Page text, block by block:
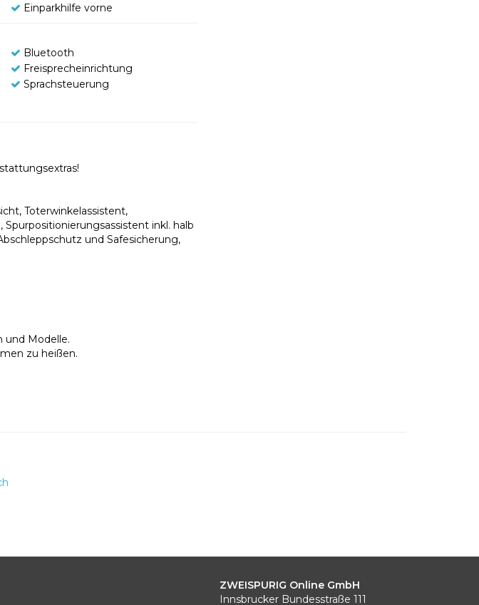
Einparkhilfe vorne
Bluetooth
Freisprecheinrichtung
Sprachsteuerung
Toterwinkelassistent,
inkl. halb
und Safesicherung,
und Modelle.
zu heißen.
ZWEISPURIG Online GmbH
Innsbrucker Bundesstraße 111